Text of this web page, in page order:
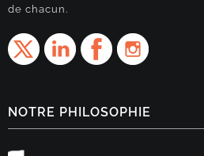
de chacun.
NOTRE PHILOSOPHIE